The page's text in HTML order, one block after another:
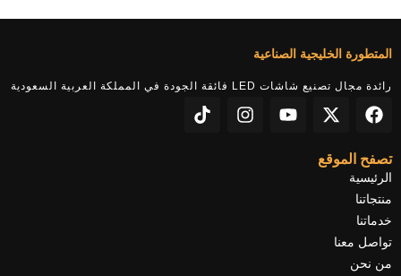
المتطورة الخليجية الصناعية
رائدة مجال تصنيع شاشات LED فائقة الجودة في المملكة العربية السعودية
F
a
e
b
o
o
k
X
-
w
Y
o
I
n
T
i
تصفح الموقع
الرئيسية
منتجاتنا
خدماتنا
تواصل معنا
من نحن